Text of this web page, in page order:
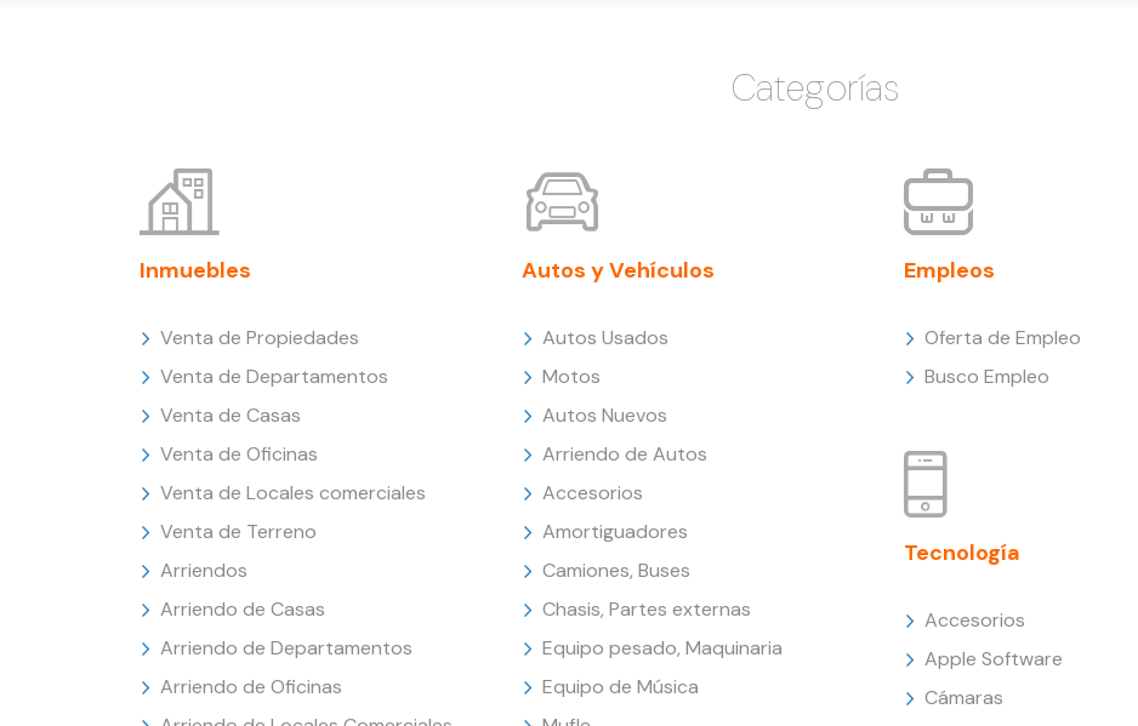
Categorías
Inmuebles
Venta de Propiedades
Venta de Departamentos
Venta de Casas
Venta de Oficinas
Venta de Locales comerciales
Venta de Terreno
Arriendos
Arriendo de Casas
Arriendo de Departamentos
Arriendo de Oficinas
Autos y Vehículos
Autos Usados
Motos
Autos Nuevos
Arriendo de Autos
Accesorios
Amortiguadores
Camiones, Buses
Chasis, Partes externas
Equipo pesado, Maquinaria
Equipo de Música
Empleos
Oferta de Empleo
Busco Empleo
Tecnología
Accesorios
Apple Software
Cámaras